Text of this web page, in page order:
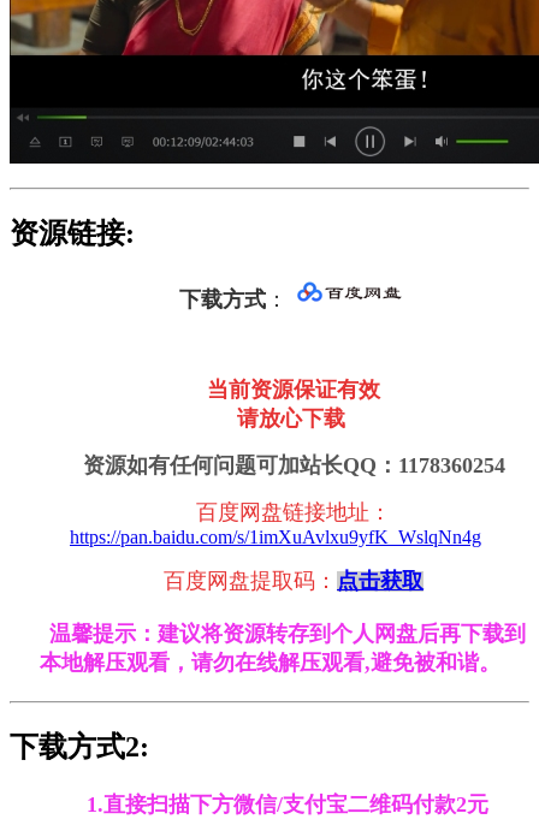
资源链接:
下载方式 ：
当前资源保证有效
请放心下载
资源如有任何问题可加站长QQ：1178360254
百度网盘链接地址 ：
https://pan.baidu.com/s/1imXuAvlxu9yfK_WslqNn4g
百度网盘提取码： 点击获取
温馨提示：建议将资源转存到个人网盘后再下载到
本地解压观看，请勿在线解压观看,避免被和谐。
下载方式2:
1.直接扫描下方微信/支付宝二维码付款2元